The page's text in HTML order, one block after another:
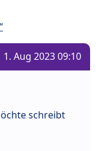
1. Aug 2023 09:10
schreibt